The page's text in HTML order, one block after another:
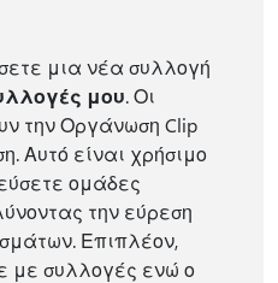
μια νέα συλλογή
μου. Οι
την Οργάνωση Clip
Αυτό είναι χρήσιμο
ομάδες
την εύρεση
Επιπλέον,
με συλλογές ενώ ο